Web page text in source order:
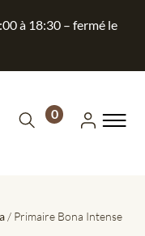
à 18:30 – fermé le
0
/ Primaire Bona Intense